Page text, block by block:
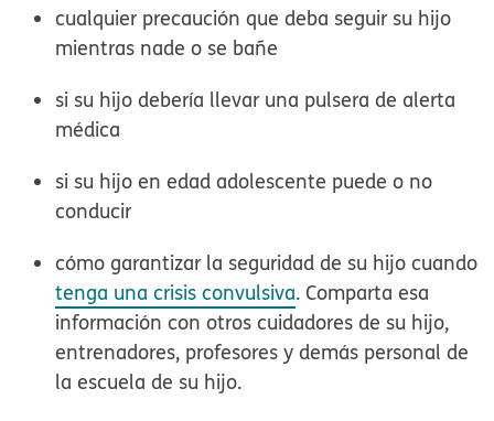
cualquier precaución que deba seguir su hijo
mientras nade o se bañe
si su hijo debería llevar una pulsera de alerta
médica
si su hijo en edad adolescente puede o no
conducir
cómo garantizar la seguridad de su hijo cuando
tenga una crisis convulsiva. Comparta esa
información con otros cuidadores de su hijo,
entrenadores, profesores y demás personal de
la escuela de su hijo.